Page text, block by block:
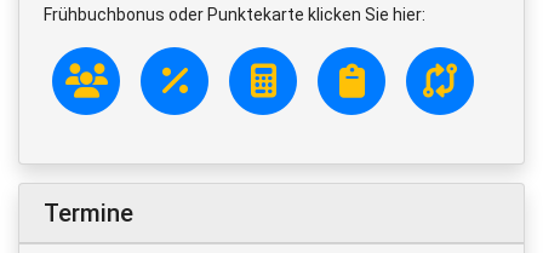
Frühbuchbonus oder Punktekarte klicken Sie hier:
Termine